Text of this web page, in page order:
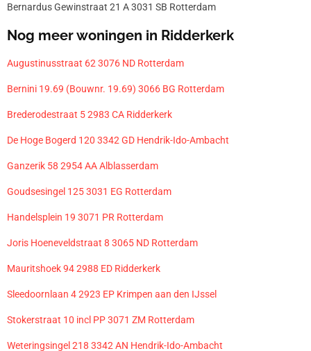
Bernardus Gewinstraat 21 A 3031 SB Rotterdam
Nog meer woningen in Ridderkerk
Augustinusstraat 62 3076 ND Rotterdam
Bernini 19.69 (Bouwnr. 19.69) 3066 BG Rotterdam
Brederodestraat 5 2983 CA Ridderkerk
De Hoge Bogerd 120 3342 GD Hendrik-Ido-Ambacht
Ganzerik 58 2954 AA Alblasserdam
Goudsesingel 125 3031 EG Rotterdam
Handelsplein 19 3071 PR Rotterdam
Joris Hoeneveldstraat 8 3065 ND Rotterdam
Mauritshoek 94 2988 ED Ridderkerk
Sleedoornlaan 4 2923 EP Krimpen aan den IJssel
Stokerstraat 10 incl PP 3071 ZM Rotterdam
Weteringsingel 218 3342 AN Hendrik-Ido-Ambacht